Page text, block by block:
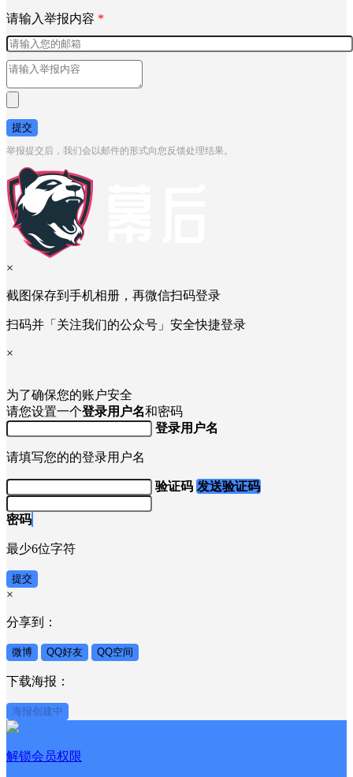
请输入举报内容 *
提交
举报提交后，我们会以邮件的形式向您反馈处理结果。
×
截图保存到手机相册，再微信扫码登录
扫码并「关注我们的公众号」安全快捷登录
×
为了确保您的账户安全
请您设置一个登录用户名和密码
登录用户名
请填写您的的登录用户名
验证码 发送验证码
密码
最少6位字符
提交
×
分享到：
微博 QQ好友 QQ空间
下载海报：
海报创建中
解锁会员权限